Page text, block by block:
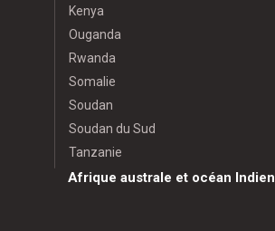
Kenya
Ouganda
Rwanda
Somalie
Soudan
Soudan du Sud
Tanzanie
Afrique australe et océan Indien